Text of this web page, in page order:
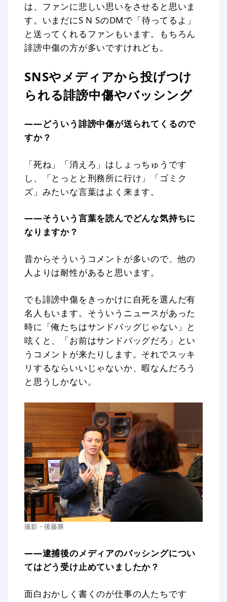
は、ファンに悲しい思いをさせると思いま
す。いまだにS N SのDMで「待ってるよ」
と送ってくれるファンもいます。もちろん
誹謗中傷の方が多いですけれども。
SNSやメディアから投げつけ
られる誹謗中傷やバッシング
——どういう誹謗中傷が送られてくるので
すか？
「死ね」「消えろ」はしょっちゅうです
し、「とっとと刑務所に行け」「ゴミク
ズ」みたいな言葉はよく来ます。
——そういう言葉を読んでどんな気持ちに
なりますか？
昔からそういうコメントが多いので、他の
人よりは耐性があると思います。
でも誹謗中傷をきっかけに自死を選んだ有
名人もいます。そういうニュースがあった
時に「俺たちはサンドバッグじゃない」と
呟くと、「お前はサンドバッグだろ」とい
うコメントが来たりします。それでスッキ
リするならいいじゃないか、暇なんだろう
と思うしかない。
撮影・後藤勝
——逮捕後のメディアのバッシングについ
てはどう受け止めていましたか？
面白おかしく書くのが仕事の人たちです